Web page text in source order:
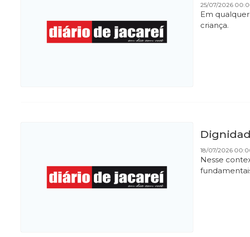
25/07/2026
Em
criança.
18/07/2026
Nesse